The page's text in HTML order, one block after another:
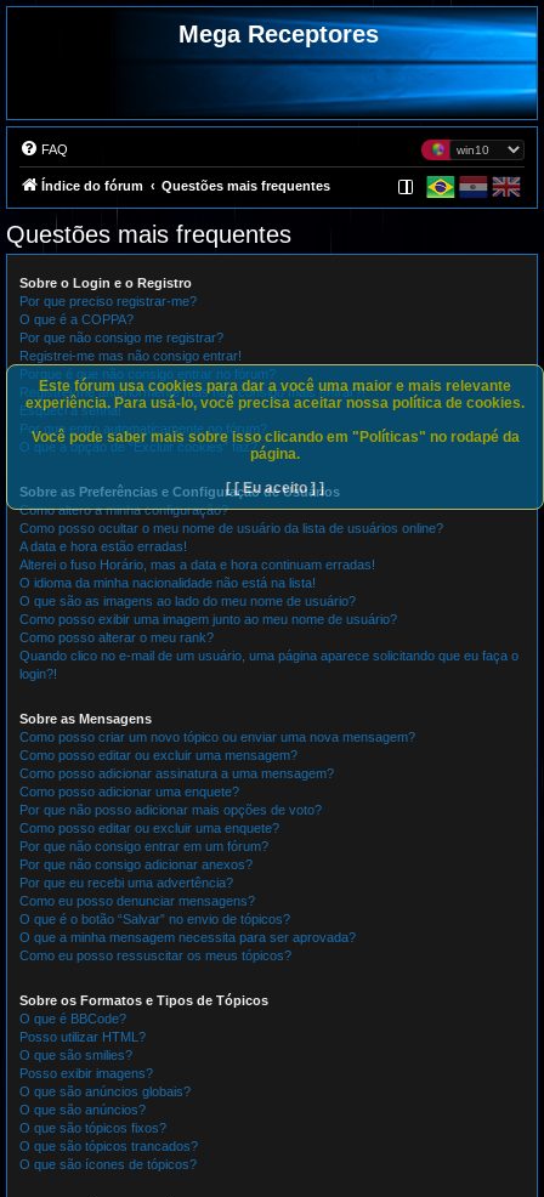
Mega Receptores
FAQ
Índice do fórum Questões mais frequentes
Questões mais frequentes
Sobre o Login e o Registro
Por que preciso registrar-me?
O que é a COPPA?
Por que não consigo me registrar?
Registrei-me mas não consigo entrar!
Porque é que não consigo entrar no fórum?
Registrei-me anteriormente mas não consigo mais entrar?!
Esqueci a senha!
Por que entro automaticamente no fórum?
O que a opção de “Excluir cookies” faz?
Sobre as Preferências e Configuração de Usuários
Como altero a minha configuração?
Como posso ocultar o meu nome de usuário da lista de usuários online?
A data e hora estão erradas!
Alterei o fuso Horário, mas a data e hora continuam erradas!
O idioma da minha nacionalidade não está na lista!
O que são as imagens ao lado do meu nome de usuário?
Como posso exibir uma imagem junto ao meu nome de usuário?
Como posso alterar o meu rank?
Quando clico no e-mail de um usuário, uma página aparece solicitando que eu faça o
login?!
Sobre as Mensagens
Como posso criar um novo tópico ou enviar uma nova mensagem?
Como posso editar ou excluir uma mensagem?
Como posso adicionar assinatura a uma mensagem?
Como posso adicionar uma enquete?
Por que não posso adicionar mais opções de voto?
Como posso editar ou excluir uma enquete?
Por que não consigo entrar em um fórum?
Por que não consigo adicionar anexos?
Por que eu recebi uma advertência?
Como eu posso denunciar mensagens?
O que é o botão “Salvar” no envio de tópicos?
O que a minha mensagem necessita para ser aprovada?
Como eu posso ressuscitar os meus tópicos?
Sobre os Formatos e Tipos de Tópicos
O que é BBCode?
Posso utilizar HTML?
O que são smilies?
Posso exibir imagens?
O que são anúncios globais?
O que são anúncios?
O que são tópicos fixos?
O que são tópicos trancados?
O que são ícones de tópicos?
Este fórum usa cookies para dar a você uma maior e mais relevante
experiência. Para usá-lo, você precisa aceitar nossa política de cookies.
Você pode saber mais sobre isso clicando em "Políticas" no rodapé da
página.
[ [ Eu aceito ] ]